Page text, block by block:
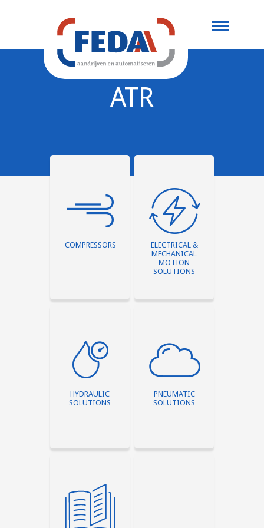
ATR
COMPRESSORS
perslucht opwekken
vormen een
onmisbare schakel
ELECTRICAL &
MECHANICAL
MOTION
SOLUTIONS
Mechanical Motion
Solutions.
Elektromotorsystemen
van het
HYDRAULIC
SOLUTIONS
PNEUMATIC
SOLUTIONS